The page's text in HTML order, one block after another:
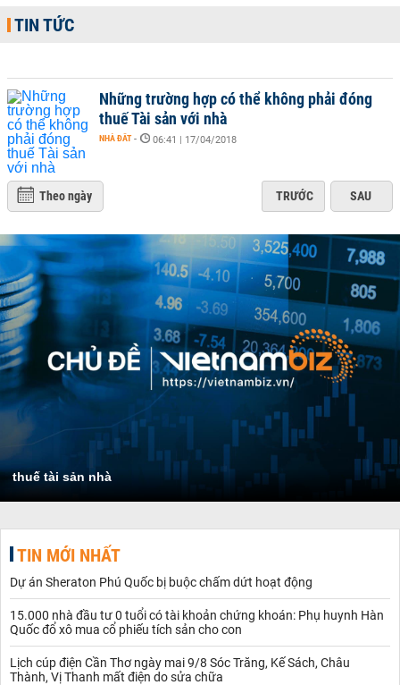
TIN TỨC
Những trường hợp có thể không phải đóng
thuế Tài sản với nhà
NHÀ ĐẤT - 06:41 | 17/04/2018
Theo ngày TRƯỚC SAU
thuế tài sản nhà
TIN MỚI NHẤT
Dự án Sheraton Phú Quốc bị buộc chấm dứt hoạt động
15.000 nhà đầu tư 0 tuổi có tài khoản chứng khoán: Phụ huynh Hàn
Quốc đổ xô mua cổ phiếu tích sản cho con
Lịch cúp điện Cần Thơ ngày mai 9/8 Sóc Trăng, Kế Sách, Châu
Thành, Vị Thanh mất điện do sửa chữa